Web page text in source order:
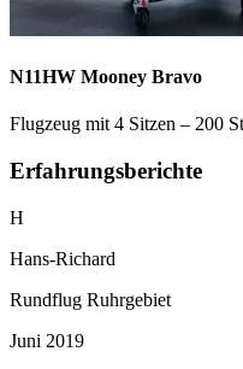
N11HW Mooney Bravo
Flugzeug mit 4 Sitzen – 200
Erfahrungsberichte
H
Hans-Richard
Rundflug Ruhrgebiet
Juni 2019